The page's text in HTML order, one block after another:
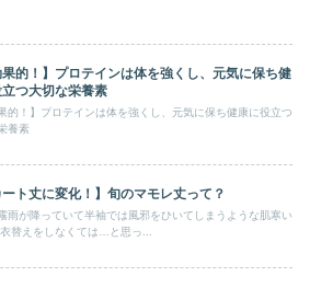
果的！】プロテインは体を強くし、元気に保ち健
立つ大切な栄養素
的！】プロテインは体を強くし、元気に保ち健康に役立つ
養素
ート丈に変化！】旬のマモレ丈って？
雨が降っていて半袖では風邪をひいてしまうような肌寒い
替えをしなくては…と思っ...